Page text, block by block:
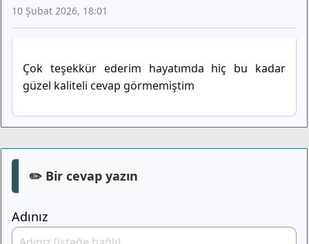
10 Şubat 2026, 18:01
Çok teşekkür ederim hayatımda hiç bu kadar
güzel kaliteli cevap görmemiştim
✏️ Bir cevap yazın
Adınız